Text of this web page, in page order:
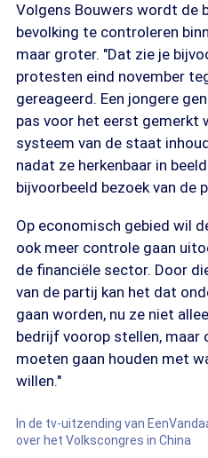
Volgens Bouwers wordt de
bevolking te controleren
maar groter. "Dat zie je
protesten eind november
gereageerd. Een jongere
pas voor het eerst gemerkt
systeem van de staat
nadat ze herkenbaar in
bijvoorbeeld bezoek van de
Op economisch gebied wil
ook meer controle gaan
de financiële sector. Door
van de partij kan het dat
gaan worden, nu ze niet
bedrijf voorop stellen, maar
moeten gaan houden met
willen."
In de tv-uitzending van
over het Volkscongres in China